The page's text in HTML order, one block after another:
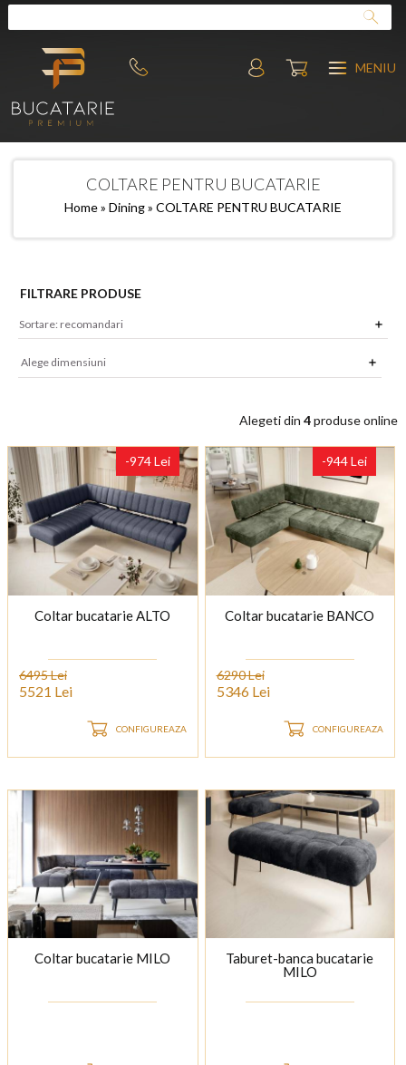
MENIU
COLTARE PENTRU BUCATARIE
Home» Dining» COLTARE PENTRU BUCATARIE
FILTRARE PRODUSE
Alege dimensiuni
Alegeti din4produse online
-974 Lei
Coltar bucatarie ALTO
6495 Lei
5521 Lei
CONFIGUREAZA
-944 Lei
Coltar bucatarie BANCO
6290 Lei
5346 Lei
CONFIGUREAZA
Coltar bucatarie MILO
Taburet-banca bucatarie
MILO